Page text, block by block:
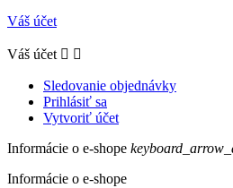
Váš účet
Váš účet  
Sledovanie objednávky
Prihlásiť sa
Vytvoriť účet
Informácie o e-shope
Informácie o e-shope